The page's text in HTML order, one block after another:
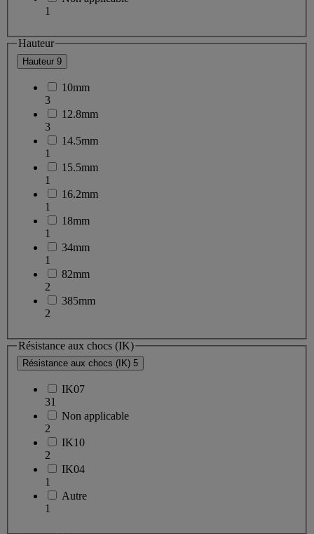
1
Hauteur
Hauteur 9
10mm
3
12.8mm
3
14.5mm
1
15.5mm
1
16.2mm
1
18mm
1
34mm
1
82mm
2
385mm
2
Résistance aux chocs (IK)
Résistance aux chocs (IK) 5
IK07
31
Non applicable
2
IK10
2
IK04
1
Autre
1